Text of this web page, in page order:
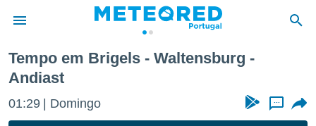
da
foi
Tempo em Brigels - Waltensburg -
Andiast
01:29 Domingo ...